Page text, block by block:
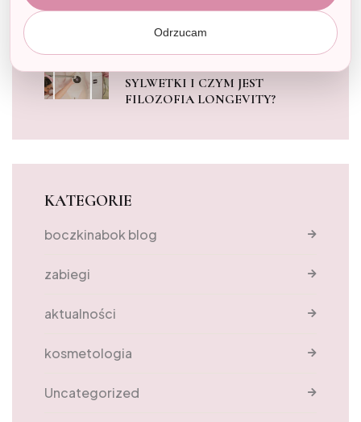
ENDERMOLOGIA LPG
INFINITY: DLACZEGO TO
SYLWETKI I CZYM JEST
FILOZOFIA LONGEVITY?
KATEGORIE
boczkinabok blog
zabiegi
aktualności
kosmetologia
Uncategorized
Odrzucam